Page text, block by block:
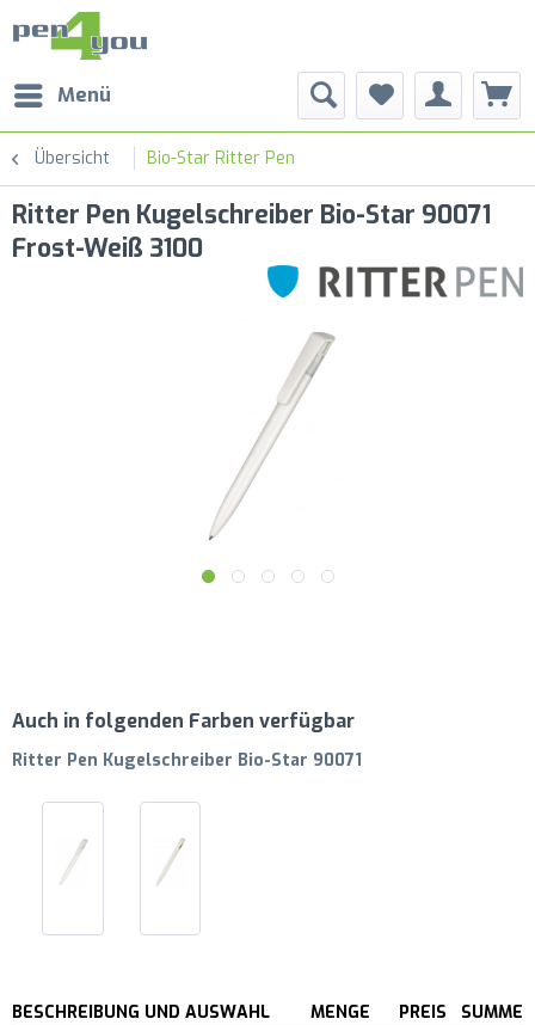
Menü
Übersicht Bio-Star Ritter Pen
Ritter Pen Kugelschreiber Bio-Star 90071
Frost-Weiß 3100
Auch in folgenden Farben verfügbar
Ritter Pen Kugelschreiber Bio-Star 90071
BESCHREIBUNG UND AUSWAHL MENGE PREIS
SUMME